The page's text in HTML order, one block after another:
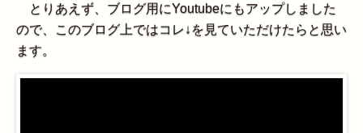
とりあえず、ブログ用にYoutubeにもアップしました
ので、このブログ上ではコレ↓を見ていただけたらと思い
ます。